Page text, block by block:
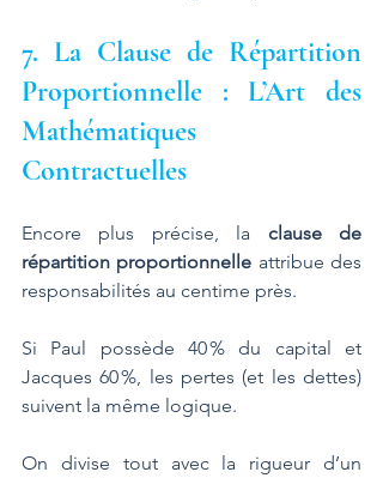
7. La Clause de Répartition
Proportionnelle : L’Art des
Mathématiques
Contractuelles
Encore plus précise, la clause de
répartition proportionnelle attribue des
responsabilités au centime près.
Si Paul possède 40 % du capital et
Jacques 60 %, les pertes (et les dettes)
suivent la même logique.
On divise tout avec la rigueur d’un